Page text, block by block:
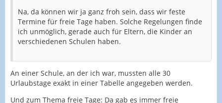
Na, da können wir ja ganz froh sein, dass wir feste
Termine für freie Tage haben. Solche Regelungen finde
ich unmöglich, gerade auch für Eltern, die Kinder an
verschiedenen Schulen haben.
An einer Schule, an der ich war, mussten alle 30
Urlaubstage exakt in einer Tabelle angegeben werden.
Und zum Thema freie Tage: Da gab es immer freie